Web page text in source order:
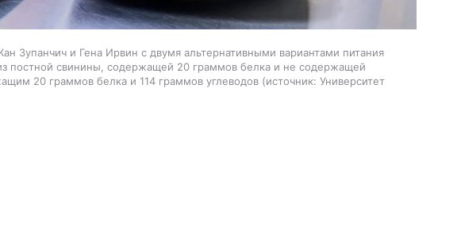
Зупанчич и Гена Ирвин с двумя альтернативными вариантами питания
постной свинины, содержащей 20 граммов белка и не содержащей
20 граммов белка и 114 граммов углеводов
источник: Университет